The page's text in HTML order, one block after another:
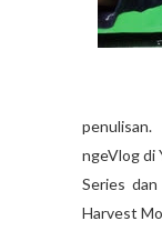
ngeVlog di
Series
Harvest